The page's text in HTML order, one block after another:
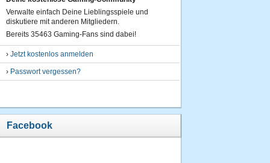
Verwalte einfach Deine Lieblingsspiele und
diskutiere mit anderen Mitgliedern.
Bereits 35463 Gaming-Fans sind dabei!
› Jetzt kostenlos anmelden
› Passwort vergessen?
Facebook